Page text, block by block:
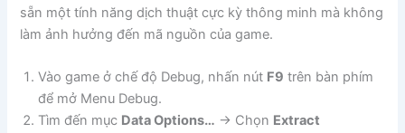
sẵn một tính năng dịch thuật cực kỳ thông minh mà không
làm ảnh hưởng đến mã nguồn của game.
Vào game ở chế độ Debug, nhấn nút F9 trên bàn phím
để mở Menu Debug.
Tìm đến mục Data Options… -> Chọn Extract